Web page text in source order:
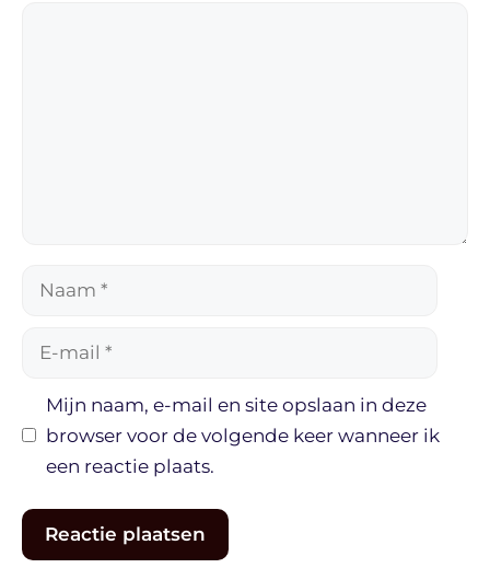
Naam
Mijn naam, e-mail en site opslaan in deze
browser voor de volgende keer wanneer ik
een reactie plaats.